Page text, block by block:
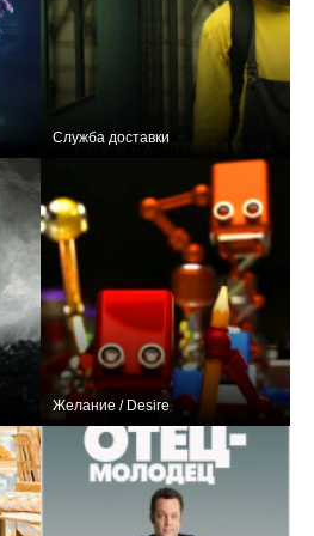
Служба доставки
Желание / Desire